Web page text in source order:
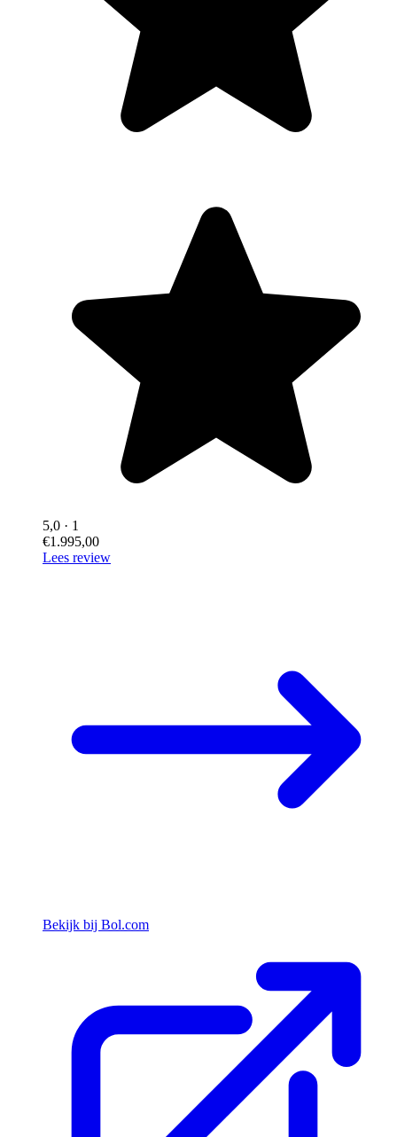
5,0 · 1
€1.995,00
Lees review
Bekijk bij Bol.com